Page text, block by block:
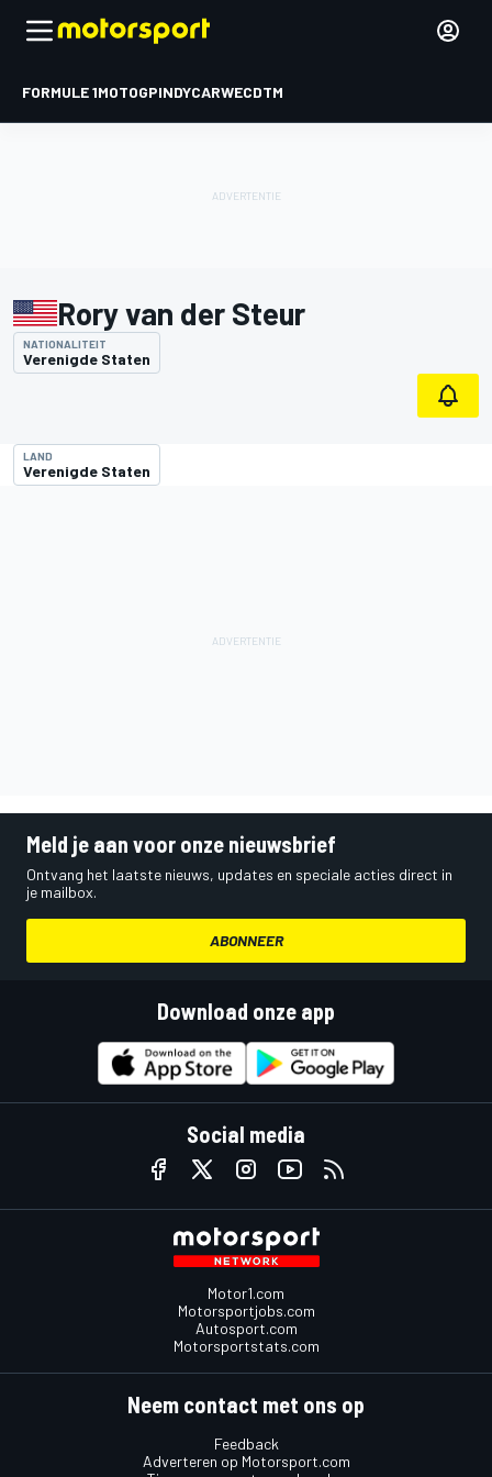
FORMULE 1MOTOGPINDYCARWECDTM
Rory van der Steur
NATIONALITEIT
Verenigde Staten
LAND
Verenigde Staten
Meld je aan voor onze nieuwsbrief
Ontvang het laatste nieuws, updates en speciale acties direct in
je mailbox.
ABONNEER
Download onze app
Social media
Motor1.com
Motorsportjobs.com
Autosport.com
Motorsportstats.com
Neem contact met ons op
Feedback
Adverteren op Motorsport.com